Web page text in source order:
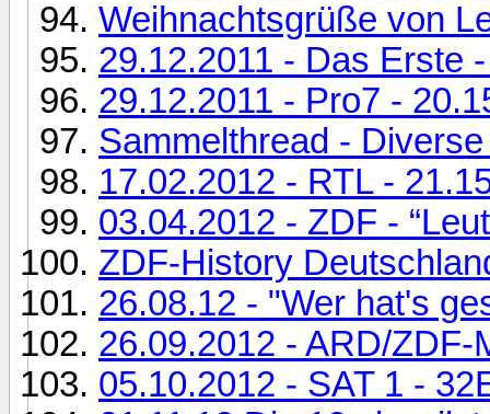
Weihnachtsgrüße von
29.12.2011 - Das Erste
29.12.2011 - Pro7 -
Sammelthread -
17.02.2012 - RTL -
03.04.2012 - ZDF -
ZDF-History
26.08.12 - "Wer hat's
26.09.2012 - ARD/
05.10.2012 - SAT 1 -